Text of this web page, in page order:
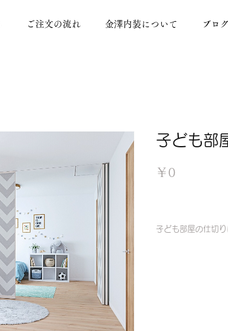
ご注文の流れ 金澤内装について ブロ
子ども部
￥0
子ども部屋の仕切り